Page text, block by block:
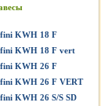
KWH 18 F
KWH 18 F vert
KWH 26 F
KWH 26 F VERT
KWH 26 S/S SD